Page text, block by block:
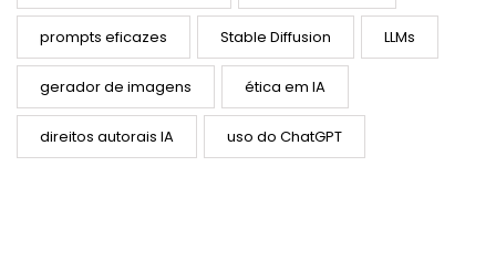
prompts eficazes Stable Diffusion LLMs
gerador de imagens ética em IA
direitos autorais IA uso do ChatGPT